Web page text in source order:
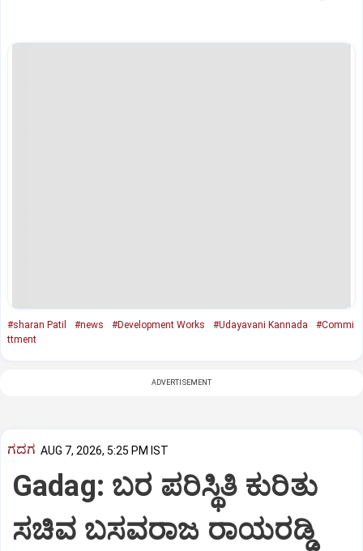
#sharan Patil #news #Development Works #Udayavani Kannada
#Commi
ttment
ADVERTISEMENT
ಗದಗ AUG 7, 2026, 5:25 PM IST
Gadag: ಬರ ಪರಿಸ್ಥಿತಿ ಕುರಿತು
ಸಚಿವ ಬಸವರಾಜ ರಾಯರಡ್ಡಿ